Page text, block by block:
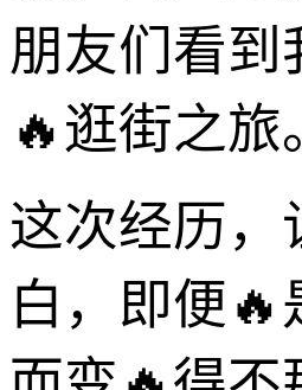
朋友们看到
🔥逛街之旅
这次经历，
白，即便